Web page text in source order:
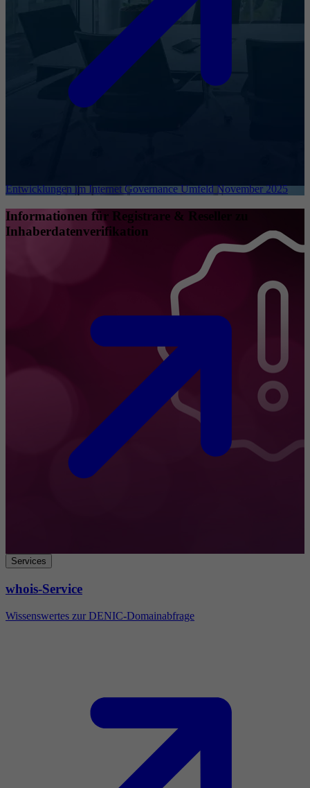
Entwicklungen im Internet Governance Umfeld November 2025
Informationen für Registrare & Reseller zu
Inhaberdatenverifikation
Services
whois-Service
Wissenswertes zur DENIC-Domainabfrage